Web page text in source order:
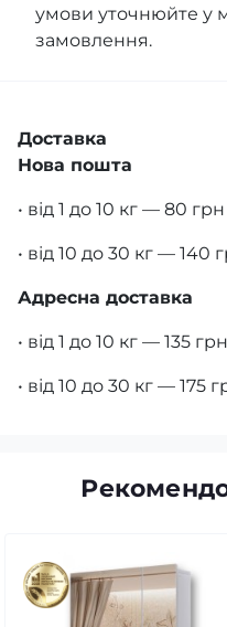
умови уточнюйте у
замовлення.
Доставка
Нова пошта
• від 1 до 10 кг — 80 грн
• від 10 до 30 кг — 140
Адресна доставка
• від 1 до 10 кг — 135 грн
• від 10 до 30 кг — 175